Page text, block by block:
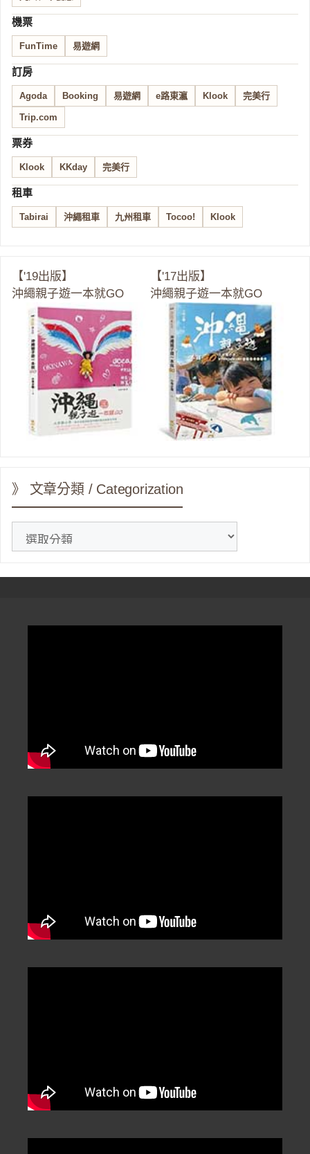
機票
FunTime 易遊網
訂房
Agoda Booking 易遊網 e路東瀛 Klook 完美行
Trip.com
票券
Klook KKday 完美行
租車
Tabirai 沖繩租車 九州租車 Tocoo! Klook
【'19出版】
沖繩親子遊一本就GO
【'17出版】
沖繩親子遊一本就GO
》 文章分類 / Categorization
分